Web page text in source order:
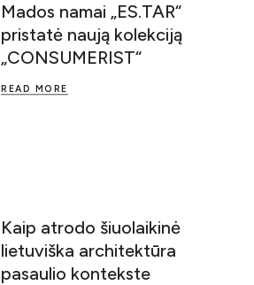
Mados namai „ES.TAR“
pristatė naują kolekciją
„CONSUMERIST“
READ MORE
Kaip atrodo šiuolaikinė
lietuviška architektūra
pasaulio kontekste